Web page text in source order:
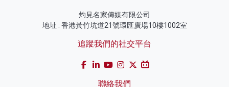
灼見名家傳媒有限公司
地址 : 香港黃竹坑道21號環匯廣場10樓1002室
追蹤我們的社交平台
聯絡我們